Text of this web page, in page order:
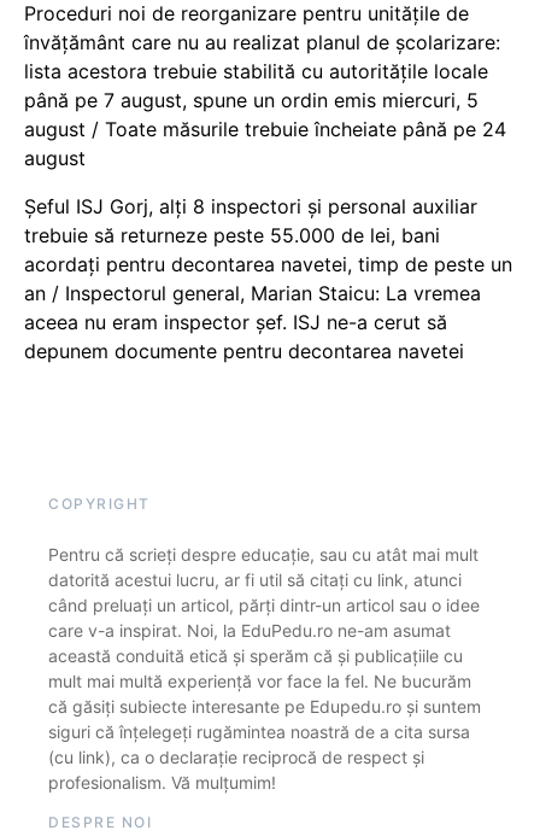
Proceduri noi de reorganizare pentru unitățile de
învățământ care nu au realizat planul de școlarizare:
lista acestora trebuie stabilită cu autoritățile locale
până pe 7 august, spune un ordin emis miercuri, 5
august / Toate măsurile trebuie încheiate până pe 24
august
Șeful ISJ Gorj, alți 8 inspectori și personal auxiliar
trebuie să returneze peste 55.000 de lei, bani
acordați pentru decontarea navetei, timp de peste un
an / Inspectorul general, Marian Staicu: La vremea
aceea nu eram inspector șef. ISJ ne-a cerut să
depunem documente pentru decontarea navetei
COPYRIGHT
Pentru că scrieți despre educație, sau cu atât mai mult
datorită acestui lucru, ar fi util să citați cu link, atunci
când preluați un articol, părți dintr-un articol sau o idee
care v-a inspirat. Noi, la EduPedu.ro ne-am asumat
această conduită etică și sperăm că și publicațiile cu
mult mai multă experiență vor face la fel. Ne bucurăm
că găsiți subiecte interesante pe Edupedu.ro și suntem
siguri că înțelegeți rugămintea noastră de a cita sursa
(cu link), ca o declarație reciprocă de respect și
profesionalism. Vă mulțumim!
DESPRE NOI